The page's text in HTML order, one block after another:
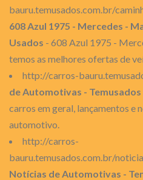
bauru.temusados.com.br/
608 Azul 1975 - Mercedes -
Usados - 608 Azul 1975 -
temos as melhores ofertas de
http://carros-
de Automotivas - Temusados
carros em geral, lançamentos e
automotivo.
http://carros-
bauru.temusados.com.br/
Notícias de Automotivas -